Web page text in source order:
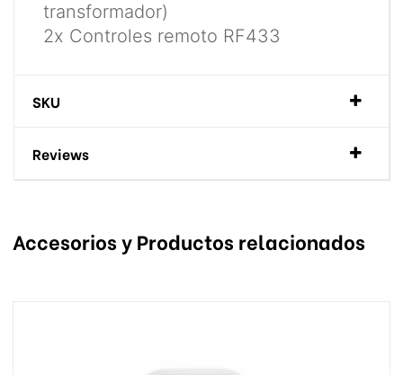
transformador)
2x Controles remoto RF433
SKU
Reviews
Accesorios y Productos relacionados